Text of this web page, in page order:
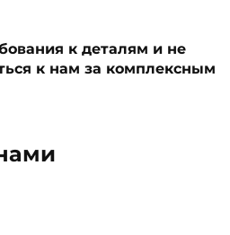
к деталям и не
к нам за комплексным